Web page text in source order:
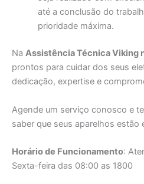
até a conclusão do
prioridade máxima.
Na Assistência Técnica Viking
prontos para cuidar dos seus
dedicação, expertise e
Agende um serviço conosco e
saber que seus aparelhos estão
Horário de Funcionamento:
Sexta-feira das 08:00 as 1800